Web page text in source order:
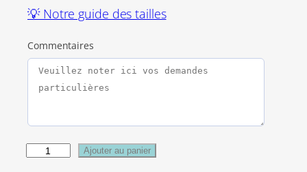
💡 Notre guide des tailles
Commentaires
Ajouter au panier